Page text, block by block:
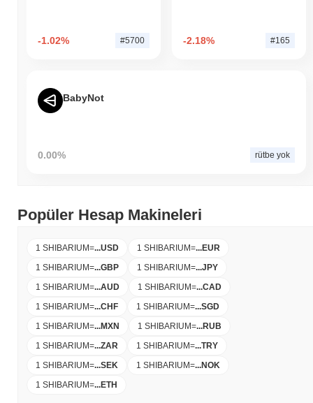
-1.02% #5700 -2.18% #165
BabyNot
0.00% rütbe yok
Popüler Hesap Makineleri
1 SHIBARIUM=...USD 1 SHIBARIUM=...EUR
1 SHIBARIUM=...GBP 1 SHIBARIUM=...JPY
1 SHIBARIUM=...AUD 1 SHIBARIUM=...CAD
1 SHIBARIUM=...CHF 1 SHIBARIUM=...SGD
1 SHIBARIUM=...MXN 1 SHIBARIUM=...RUB
1 SHIBARIUM=...ZAR 1 SHIBARIUM=...TRY
1 SHIBARIUM=...SEK 1 SHIBARIUM=...NOK
1 SHIBARIUM=...ETH